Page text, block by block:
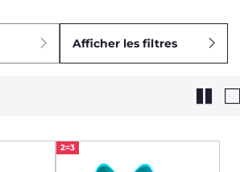
Afficher les filtres
2=3